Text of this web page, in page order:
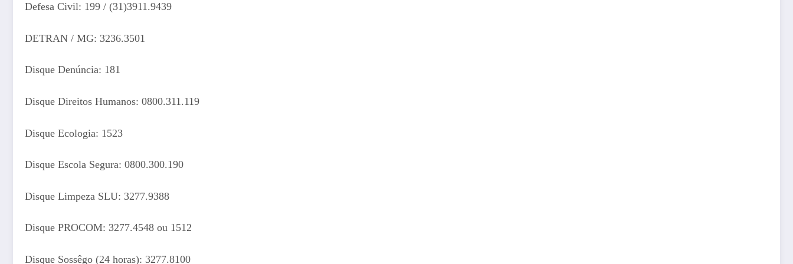
Defesa Civil: 199 / (31)3911.9439
DETRAN / MG: 3236.3501
Disque Denúncia: 181
Disque Direitos Humanos: 0800.311.119
Disque Ecologia: 1523
Disque Escola Segura: 0800.300.190
Disque Limpeza SLU: 3277.9388
Disque PROCOM: 3277.4548 ou 1512
Disque Sossêgo (24 horas): 3277.8100